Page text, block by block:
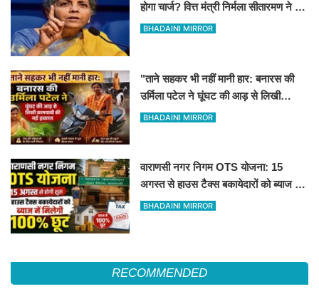
होगा चार्ज? वित्त मंत्री निर्मला सीतारमण ने दी
सफाई
BHADAINI MIRROR
"ताने सहकर भी नहीं मानी हार: बनारस की
उर्मिला पटेल ने घूंघट की आड़ से लिखी
कामयाबी की नई इबारत"
BHADAINI MIRROR
वाराणसी नगर निगम OTS योजना: 15
अगस्त से हाउस टैक्स बकायेदारों को ब्याज में
मिलेगी 100% छूट
BHADAINI MIRROR
RECOMMENDED